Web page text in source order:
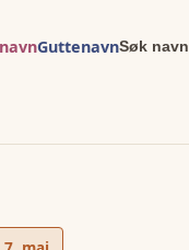
GuttenavnSøk navn